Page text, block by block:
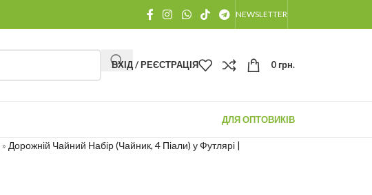
NEWSLETTER
ВХІД / РЕЄСТРАЦІЯ 0 грн.
ДЛЯ ОПТОВИКІВ
» Дорожній Чайний Набір (Чайник, 4 Піали) у Футлярі |